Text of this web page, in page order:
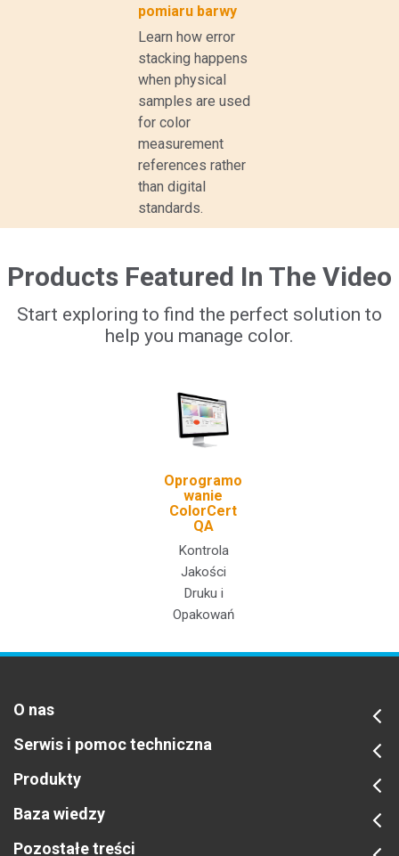
pomiaru barwy
Learn how error
stacking happens
when physical
samples are used
for color
measurement
references rather
than digital
standards.
Products Featured In The Video
Start exploring to find the perfect solution to
help you manage color.
Oprogramo
wanie
ColorCert
QA
Kontrola
Jakości
Druku i
Opakowań
O nas
Serwis i pomoc techniczna
Produkty
Baza wiedzy
Pozostałe treści